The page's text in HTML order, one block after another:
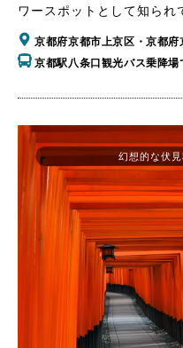
ワースポットとして知られ
京都府京都市上京区・京都府
京都駅八条口観光バス乗降場
幻想的な伏